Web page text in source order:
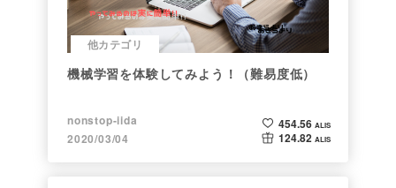
他カテゴリ
機械学習を体験してみよう！（難易度低）
nonstop-iida
2020/03/04
454.56 ALIS
124.82 ALIS